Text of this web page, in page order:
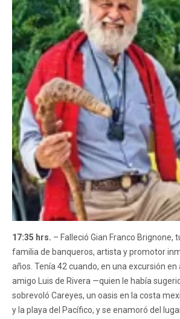
17:35 hrs. – Falleció Gian Franco Brignone,
familia de banqueros, artista y promotor
años. Tenía 42 cuando, en una excursión en
amigo Luis de Rivera —quien le había
sobrevoló Careyes, un oasis en la costa
y la playa del Pacífico, y se enamoró del